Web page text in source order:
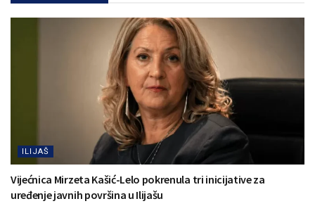
ILIJAŠ
Vijećnica Mirzeta Kašić-Lelo pokrenula tri inicijative za
uređenje javnih površina u Ilijašu